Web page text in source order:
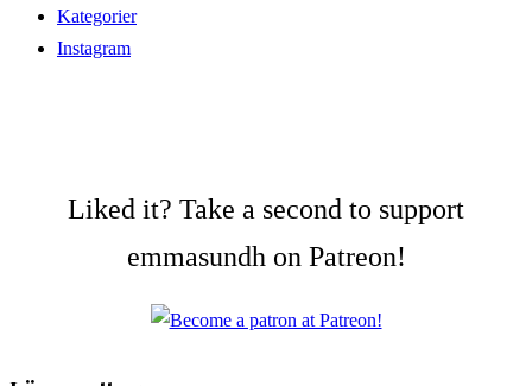
Kategorier
Instagram
Liked it? Take a second to support
emmasundh on Patreon!